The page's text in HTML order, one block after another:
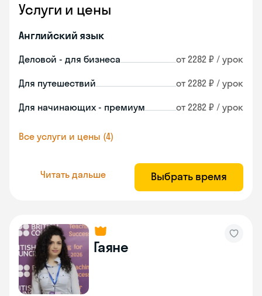
Услуги и цены
Английский язык
Деловой - для бизнеса от 2282 ₽ / урок
Для путешествий от 2282 ₽ / урок
Для начинающих - премиум от 2282 ₽ / урок
Все услуги и цены (4)
Читать дальше Выбрать время
Гаяне